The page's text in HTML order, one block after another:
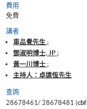
費用
免費
講者
車品覺先生 ;
鄧淑明博士, JP ;
黃一川博士 ;
主持人：卓遠恆先生
查詢
28678461/ 28678481 (